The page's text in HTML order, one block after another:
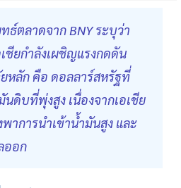
ธ์ตลาดจาก BNY ระบุว่า
ชียกำลังเผชิญแรงกดดัน
หลัก คือ ดอลลาร์สหรัฐที่
ดิบที่พุ่งสูง เนื่องจากเอเชีย
าการนำเข้าน้ำมันสูง และ
ออก